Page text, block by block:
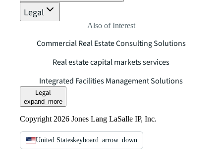
Legal
Also of Interest
Commercial Real Estate Consulting Solutions
Real estate capital markets services
Integrated Facilities Management Solutions
Legal
expand_more
Copyright 2026 Jones Lang LaSalle IP, Inc.
United Stateskeyboard_arrow_down